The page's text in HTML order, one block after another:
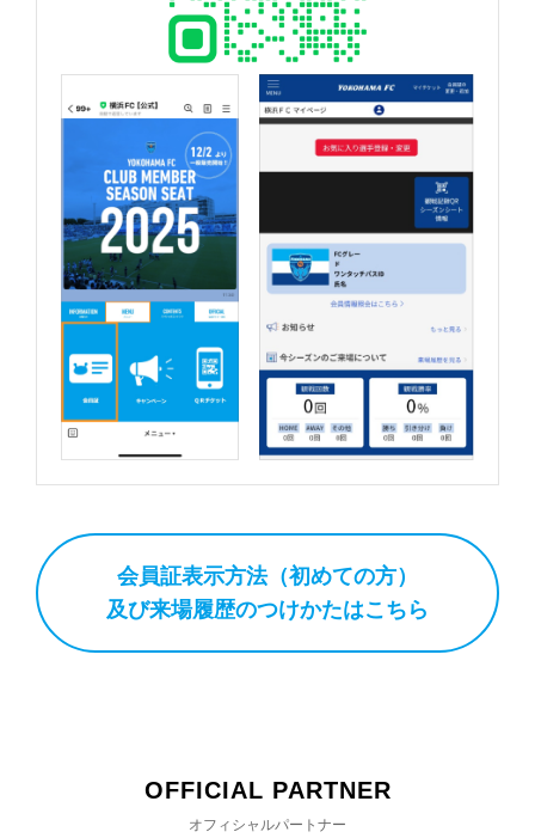
会員証表示方法（初めての方）
及び来場履歴のつけかたはこちら
OFFICIAL PARTNER
オフィシャルパートナー